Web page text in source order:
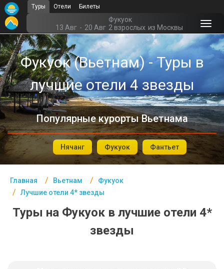
Туры Отели Билеты
Фукуок
13 Авг - 20 Авг 2 взрослых из Москвы
Фукуок (Вьетнам) - Туры в
лучшие отели 4 звезды
Популярные курорты Вьетнама
Нячанг Фукуок Фантьет
Главная Вьетнам
Фукуок
Лучшие отели 4* звезды
Туры на Фукуок в лучшие отели 4*
звезды
Главная
Вьетнам- Курорты
Офис г. Москва
Помощь
Подборки отелей
Турция
Таиланд
Египет